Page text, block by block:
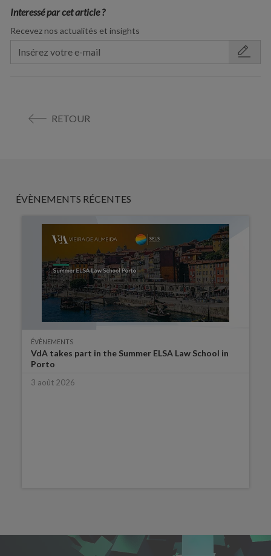
Interessé par cet article ?
Recevez nos actualités et insights
RETOUR
ÉVÈNEMENTS RÉCENTES
ÉVÈNEMENTS
VdA takes part in the Summer ELSA Law School in
Porto
3 août 2026